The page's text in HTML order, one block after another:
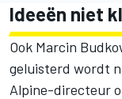
Ideeën niet
Ook Marcin
geluisterd wordt
Alpine-directeur